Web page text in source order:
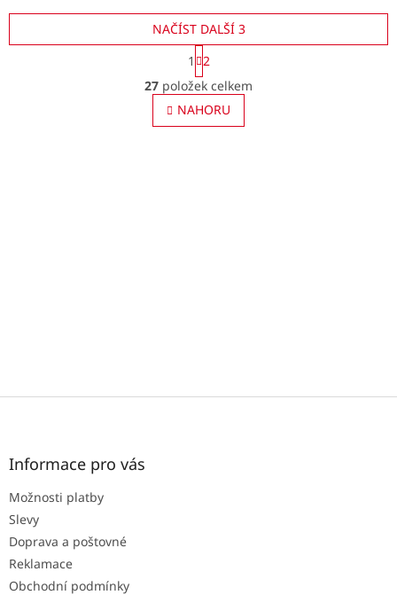
O
v
l
á
NAČÍST DALŠÍ 3
S
t
r
á
n
k
1
2
27 položek celkem
NAHORU
Z
Informace pro vás
Možnosti platby
Slevy
Doprava a poštovné
Reklamace
Obchodní podmínky